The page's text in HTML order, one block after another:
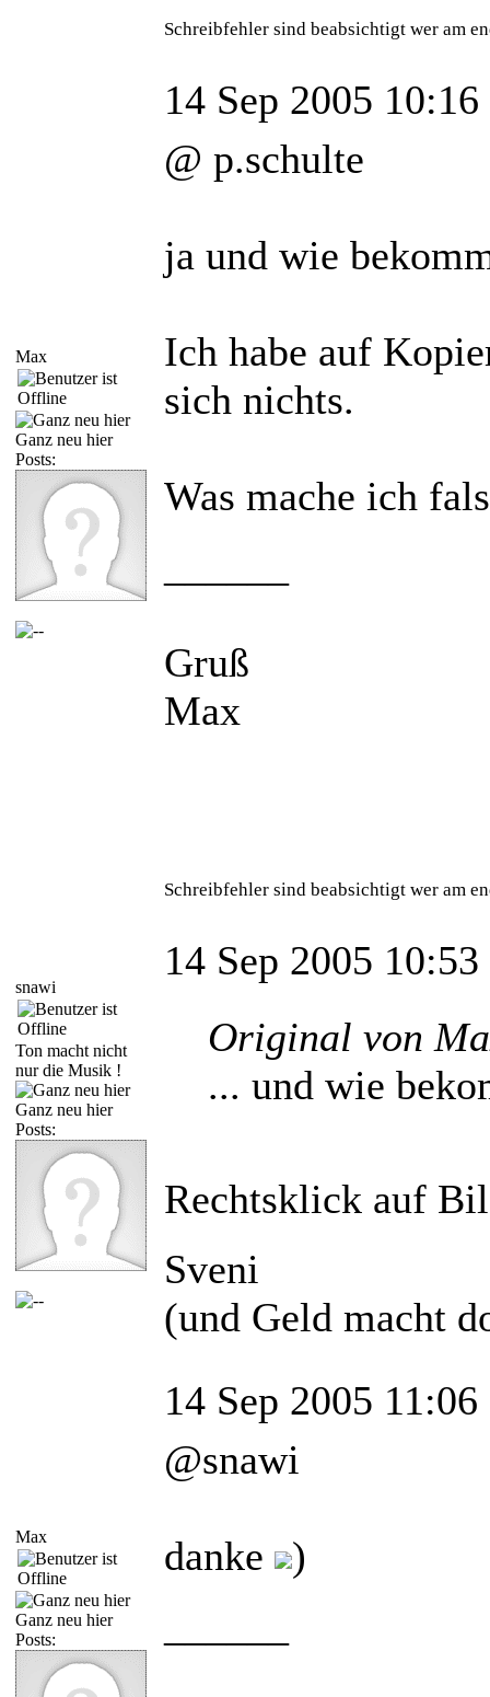
Schreibfehler sind beabsichtigt wer am
Max
Ganz neu hier
Posts:
14 Sep 2005 10:16
@ p.schulte
ja und wie
Ich habe auf
sich nichts.
Was mache ich
Gruß
Max
Schreibfehler sind beabsichtigt wer am
snawi
Ton macht nicht
nur die Musik !
Ganz neu hier
Posts:
14 Sep 2005 10:53
Original von
... und wie
Rechtsklick auf
Sveni
(und Geld macht
Max
Ganz neu hier
Posts:
14 Sep 2005 11:06
@snawi
danke
)